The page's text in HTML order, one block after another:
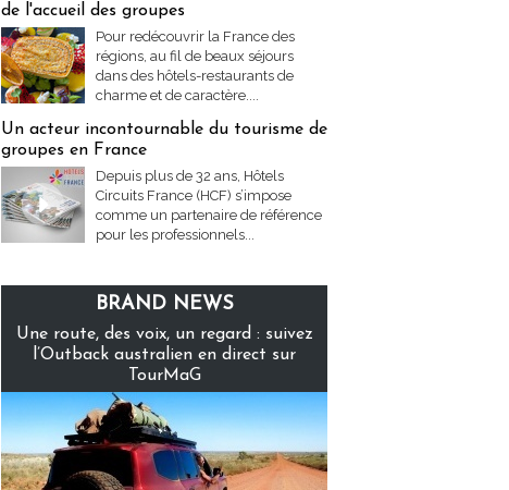
de l'accueil des groupes
Pour redécouvrir la France des
régions, au fil de beaux séjours
dans des hôtels-restaurants de
charme et de caractère....
Un acteur incontournable du tourisme de
groupes en France
Depuis plus de 32 ans, Hôtels
Circuits France (HCF) s’impose
comme un partenaire de référence
pour les professionnels...
BRAND NEWS
Une route, des voix, un regard : suivez
l’Outback australien en direct sur
TourMaG